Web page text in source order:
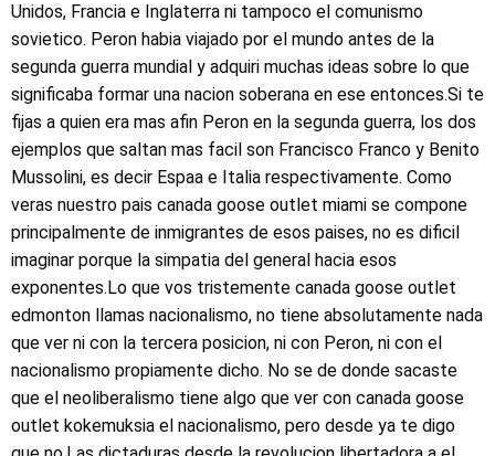
Unidos, Francia e Inglaterra ni tampoco el comunismo
sovietico. Peron habia viajado por el mundo antes de la
segunda guerra mundial y adquiri muchas ideas sobre lo que
significaba formar una nacion soberana en ese entonces.Si te
fijas a quien era mas afin Peron en la segunda guerra, los dos
ejemplos que saltan mas facil son Francisco Franco y Benito
Mussolini, es decir Espaa e Italia respectivamente. Como
veras nuestro pais canada goose outlet miami se compone
principalmente de inmigrantes de esos paises, no es dificil
imaginar porque la simpatia del general hacia esos
exponentes.Lo que vos tristemente canada goose outlet
edmonton llamas nacionalismo, no tiene absolutamente nada
que ver ni con la tercera posicion, ni con Peron, ni con el
nacionalismo propiamente dicho. No se de donde sacaste
que el neoliberalismo tiene algo que ver con canada goose
outlet kokemuksia el nacionalismo, pero desde ya te digo